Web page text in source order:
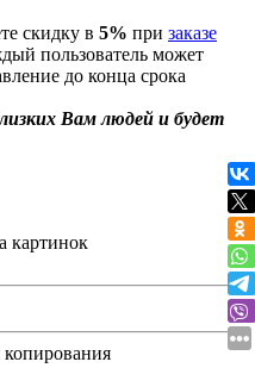
скидку в 5% при заказе
пользователь может
до конца срока
Вам людей и будет
картинок
копирования